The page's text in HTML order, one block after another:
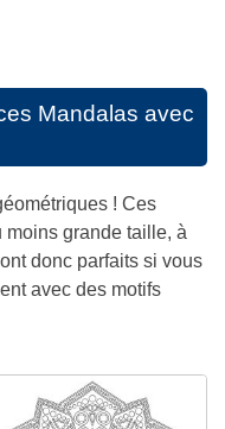
Mandalas avec
! Ces
moins grande taille, à
donc parfaits si vous
avec des motifs